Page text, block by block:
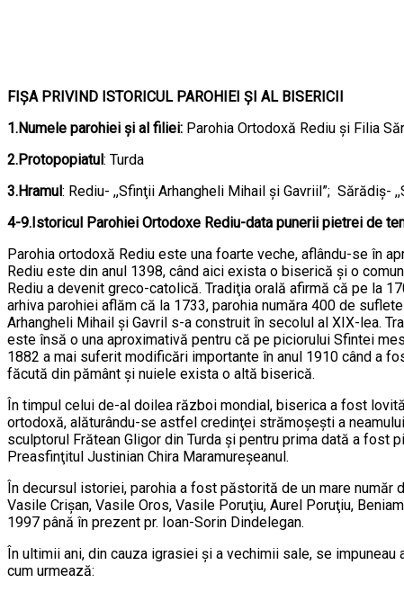
FIȘA PRIVIND ISTORICUL PAROHIEI ȘI AL BISERICII
1.Numele parohiei şi al filiei: Parohia Ortodoxă Rediu şi Filia
2.Protopopiatul: Turda
3.Hramul: Rediu- ,,Sfinţii Arhangheli Mihail şi Gavriil”; Sărădiş-
4-9.Istoricul Parohiei Ortodoxe Rediu-data punerii pietrei de
Parohia ortodoxă Rediu este una foarte veche, aflându-se în
Rediu este din anul 1398, când aici exista o biserică şi o
Rediu a devenit greco-catolică. Tradiţia orală afirmă că pe la
arhiva parohiei aflăm că la 1733, parohia număra 400 de
Arhangheli Mihail şi Gavril s-a construit în secolul al XIX-lea.
este însă o una aproximativă pentru că pe piciorului Sfintei
1882 a mai suferit modificări importante în anul 1910 când a
făcută din pământ şi nuiele exista o altă biserică.
În timpul celui de-al doilea război mondial, biserica a fost
ortodoxă, alăturându-se astfel credinţei strămoşeşti a
sculptorul Frătean Gligor din Turda şi pentru prima dată a
Preasfinţitul Justinian Chira Maramureşeanul.
În decursul istoriei, parohia a fost păstorită de un mare număr
Vasile Crişan, Vasile Oros, Vasile Poruţiu, Aurel Poruţiu,
1997 până în prezent pr. Ioan-Sorin Dindelegan.
În ultimii ani, din cauza igrasiei şi a vechimii sale, se
cum urmează: